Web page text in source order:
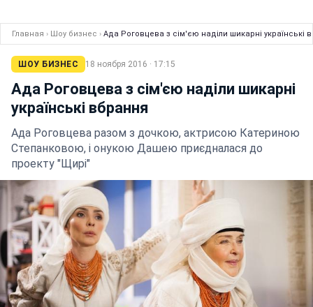
Главная › Шоу бизнес › Ада Роговцева з сім'єю наділи шикарні українські
ШОУ БИЗНЕС 18 ноября 2016 · 17:15
Ада Роговцева з сім'єю наділи шикарні
українські вбрання
Ада Роговцева разом з дочкою, актрисою Катериною
Степанковою, і онукою Дашею приєдналася до
проекту "Щирі"